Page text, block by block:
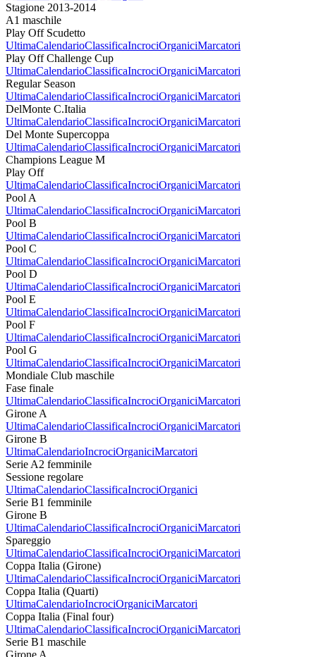
Stagione 2013-2014
A1 maschile
Play Off Scudetto
UltimaCalendarioClassificaIncrociOrganiciMarcatori
Play Off Challenge Cup
UltimaCalendarioClassificaIncrociOrganiciMarcatori
Regular Season
UltimaCalendarioClassificaIncrociOrganiciMarcatori
DelMonte C.Italia
UltimaCalendarioClassificaIncrociOrganiciMarcatori
Del Monte Supercoppa
UltimaCalendarioClassificaIncrociOrganiciMarcatori
Champions League M
Play Off
UltimaCalendarioClassificaIncrociOrganiciMarcatori
Pool A
UltimaCalendarioClassificaIncrociOrganiciMarcatori
Pool B
UltimaCalendarioClassificaIncrociOrganiciMarcatori
Pool C
UltimaCalendarioClassificaIncrociOrganiciMarcatori
Pool D
UltimaCalendarioClassificaIncrociOrganiciMarcatori
Pool E
UltimaCalendarioClassificaIncrociOrganiciMarcatori
Pool F
UltimaCalendarioClassificaIncrociOrganiciMarcatori
Pool G
UltimaCalendarioClassificaIncrociOrganiciMarcatori
Mondiale Club maschile
Fase finale
UltimaCalendarioClassificaIncrociOrganiciMarcatori
Girone A
UltimaCalendarioClassificaIncrociOrganiciMarcatori
Girone B
UltimaCalendarioIncrociOrganiciMarcatori
Serie A2 femminile
Sessione regolare
UltimaCalendarioClassificaIncrociOrganici
Serie B1 femminile
Girone B
UltimaCalendarioClassificaIncrociOrganiciMarcatori
Spareggio
UltimaCalendarioClassificaIncrociOrganiciMarcatori
Coppa Italia (Girone)
UltimaCalendarioClassificaIncrociOrganiciMarcatori
Coppa Italia (Quarti)
UltimaCalendarioIncrociOrganiciMarcatori
Coppa Italia (Final four)
UltimaCalendarioClassificaIncrociOrganiciMarcatori
Serie B1 maschile
Girone A